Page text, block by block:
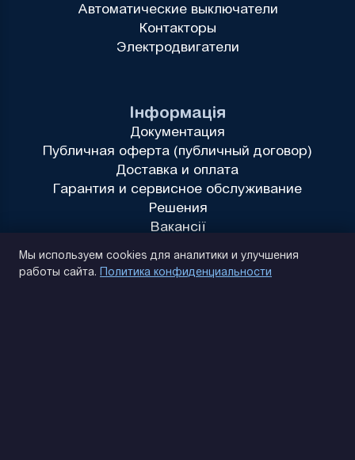
Інформація
Документация
Публичная оферта (публичный договор)
Доставка и оплата
Гарантия и сервисное обслуживание
Решения
Вакансії
Автоматические выключатели
Контакторы
Электродвигатели
Мы используем cookies для аналитики и улучшения
работы сайта. Политика конфиденциальности